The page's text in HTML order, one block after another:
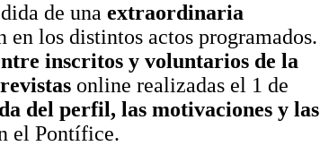
de una extraordinaria
en los distintos actos programados.
inscritos y voluntarios de la
online realizadas el 1 de
del perfil, las motivaciones y las
el Pontífice.